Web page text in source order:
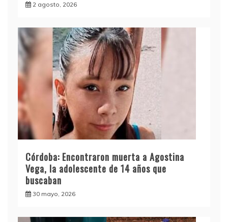
2 agosto, 2026
Córdoba: Encontraron muerta a Agostina
Vega, la adolescente de 14 años que
buscaban
30 mayo, 2026